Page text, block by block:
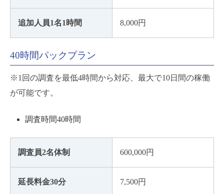
追加人員1名1時間 8,000円
40時間パックプラン
※1回の調査を最低4時間から対応、最大で10日間の稼働
が可能です。
調査時間40時間
調査員2名体制 600,000円
延長料金30分 7,500円